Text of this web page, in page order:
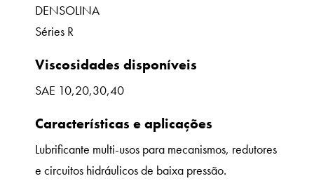
DENSOLINA
Séries R
Viscosidades disponíveis
SAE 10,20,30,40
Características e aplicações
Lubrificante multi-usos para mecanismos, redutores
e circuitos hidráulicos de baixa pressão.